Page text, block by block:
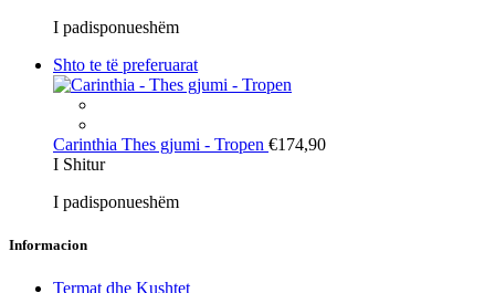
I padisponueshëm
Shto te të preferuarat
Carinthia Thes gjumi - Tropen €174,90
I Shitur
I padisponueshëm
Informacion
Termat dhe Kushtet